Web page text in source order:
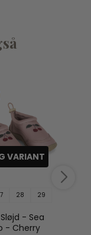
VARIANT
28 29
- Sea
- Cherry